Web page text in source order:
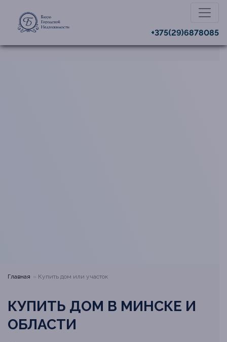
+375(29)6878085
Главная Купить дом или участок
КУПИТЬ ДОМ В МИНСКЕ И
ОБЛАСТИ